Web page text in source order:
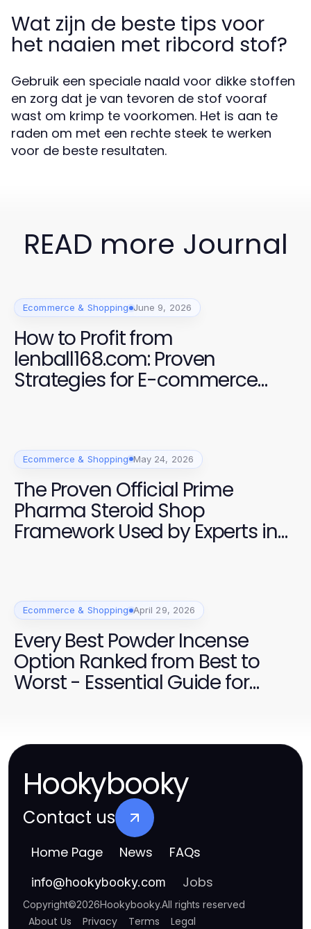
Wat zijn de beste tips voor
het naaien met ribcord stof?
Gebruik een speciale naald voor dikke stoffen
en zorg dat je van tevoren de stof vooraf
wast om krimp te voorkomen. Het is aan te
raden om met een rechte steek te werken
voor de beste resultaten.
READ more Journal
Ecommerce & Shopping June 9, 2026
How to Profit from
lenball168.com: Proven
Strategies for E-commerce
Success in 2026
Ecommerce & Shopping May 24, 2026
The Proven Official Prime
Pharma Steroid Shop
Framework Used by Experts in
Ecommerce & Shopping April 29, 2026
Every Best Powder Incense
Option Ranked from Best to
Worst - Essential Guide for
Hookybooky
Contact us
Home Page News FAQs
info@hookybooky.com Jobs
Copyright©2026Hookybooky.All rights reserved
About Us Privacy Terms Legal